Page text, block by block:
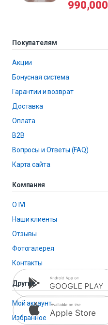
990,000
Покупателям
Акции
Бонусная система
Гарантии и возврат
Доставка
Оплата
B2B
Вопросы и Ответы (FAQ)
Карта сайта
Компания
О IVI
Наши клиенты
Отзывы
Фотогалерея
Контакты
Другие
Мой аккаунт
Избранное